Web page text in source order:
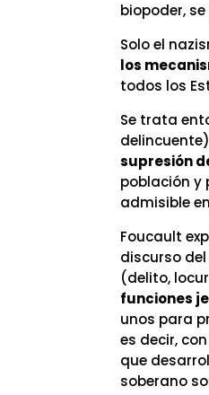
biopoder,
Solo el
los
todos los
Se trata
supresión
población y
admisible
Foucault
discurso
(delito,
funciones
unos para
es decir,
que
soberano